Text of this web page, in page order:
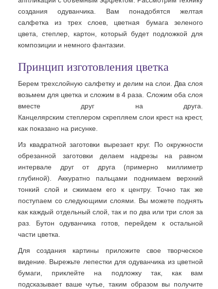
создания одуванчика. Вам понадобятся желтая
салфетка из трех слоев, цветная бумага зеленого
цвета, степлер, картон, который будет подложкой для
композиции и немного фантазии.
Принцип изготовления цветка
Берем трехслойную салфетку и делим на слои. Два слоя
возьмем для цветка и сложим в 4 раза. Сложим оба слоя
вместе друг на друга.
Канцелярским степлером скрепляем слои крест на крест,
как показано на рисунке.
Из квадратной заготовки вырезает круг. По окружности
обрезанной заготовки делаем надрезы на равном
интервале друг от друга (примерно миллиметр
глубиной). Аккуратно пальцами поднимаем верхний
тонкий слой и сжимаем его к центру. Точно так же
поступаем со следующими слоями. Вы можете поднять
как каждый отдельный слой, так и по два или три слоя за
раз. Бутон одуванчика готов, перейдем к остальной
части цветка.
Для создания картины приложите свое творческое
видение. Вырежьте лепестки для одуванчика из цветной
бумаги, приклейте на подложку так, как вам
подсказывает ваше чутье, таким образом вы получите